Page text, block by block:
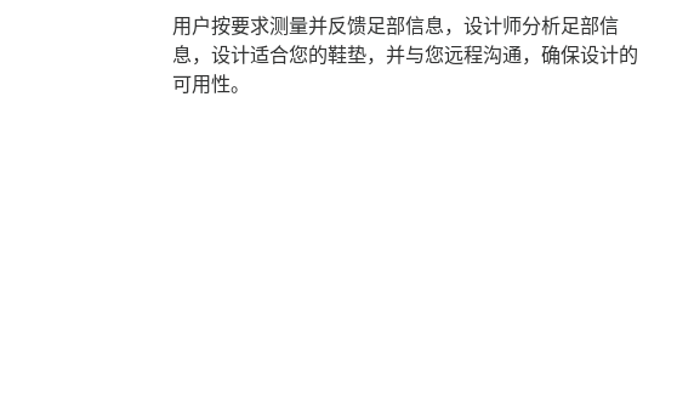
用户按要求测量并反馈足部信息，设计师分析足部信
息，设计适合您的鞋垫，并与您远程沟通，确保设计的
可用性。